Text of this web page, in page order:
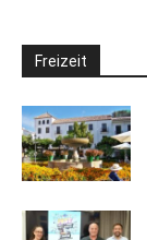
Freizeit